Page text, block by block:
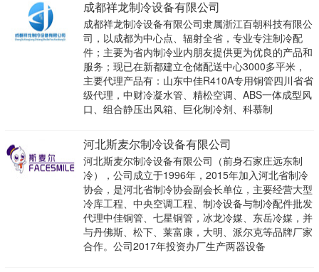
成都祥龙制冷设备有限公司
成都祥龙制冷设备有限公司隶属浙江百朝科技有限公
司，以成都为中心点、辐射全省，专业专注制冷配
件；主要为省内制冷业内朋友提供更为优良的产品和
服务；现已在新都建立仓储配送中心3000多平米，
主要代理产品有：山东中佳R410A专用铜管四川省省
级代理，中财冷凝水管、精松空调、ABS一体成型风
口、组合静压出风箱、巨化制冷剂、科慕制
河北斯麦尔制冷设备有限公司
河北斯麦尔制冷设备有限公司（前身石家庄远东制
冷），公司成立于1996年，2015年加入河北省制冷
协会，是河北省制冷协会副会长单位，主要经营大型
冷库工程、中央空调工程、制冷设备与制冷配件批发
代理中佳铜管、七星铜管，冰龙冷媒、东岳冷媒，并
与丹佛斯、松下、莱富康，大明、派尔克等品牌厂家
合作。公司2017年投资办厂生产两器设备